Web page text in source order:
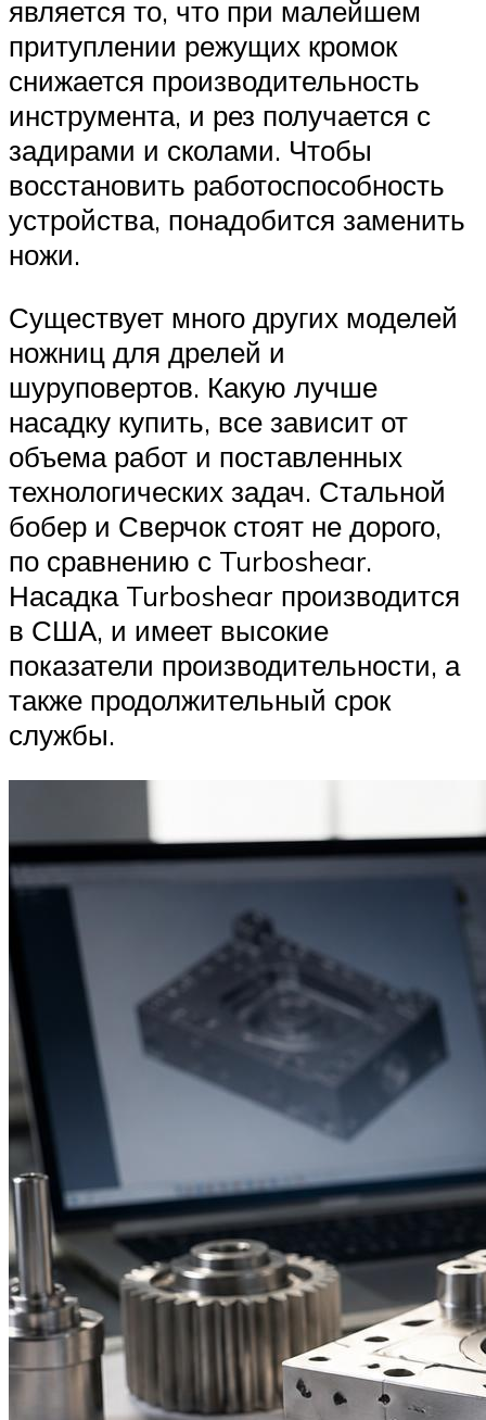
является то, что при малейшем
притуплении режущих кромок
снижается производительность
инструмента, и рез получается с
задирами и сколами. Чтобы
восстановить работоспособность
устройства, понадобится заменить
ножи.
Существует много других моделей
ножниц для дрелей и
шуруповертов. Какую лучше
насадку купить, все зависит от
объема работ и поставленных
технологических задач. Стальной
бобер и Сверчок стоят не дорого,
по сравнению с Turboshear.
Насадка Turboshear производится
в США, и имеет высокие
показатели производительности, а
также продолжительный срок
службы.